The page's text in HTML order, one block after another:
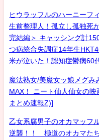
ヒウラッフルのハーニーフ
生前整理人！孤立し孤独死
完結編＞ キャッシング計
つ病統合失調症14年生
米が泣いた！認知症鬱病60
魔法熟女/美魔女ッ娘メグみ
MAX！ ニート仙人仙女の
まとめ速報Z)]
乙女系腐男子のオカマッフ
逆襲！！ 極道のオカマた